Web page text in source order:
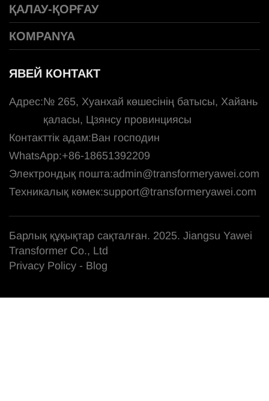
ҚАЛАУ-ҚОРҒАУ
КOMPANYA
ЯВЕЙ КОНТАКТ
Адрес:№ 265, Хуанхай көшесінің батысы, Хайань
қаласы, Цзянсу провинциясы
Контакттік адам:Ван господин
WhatsApp:+86-18651392209
Электрондық пошта:admin@transformeryawei.com
Техникалық көмек:support@transformeryawei.com
Барлық құқықтар сақталған. 2025. Jiangsu Yawei
Transformer Co., Ltd
Privacy Policy - Blog